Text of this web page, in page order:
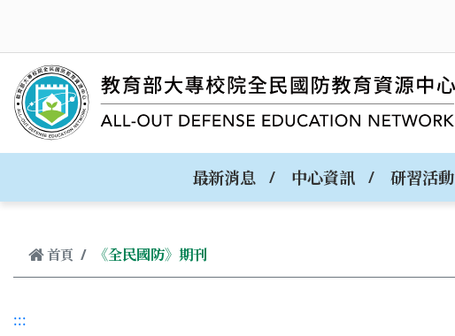
最新消息 中心資訊 研習活動
首頁 《全民國防》期刊
:::